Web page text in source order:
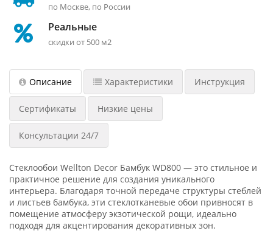
по Москве, по России
Реальные
скидки от 500 м2
Описание Характеристики Инструкция
Сертификаты Низкие цены
Консультации 24/7
Стеклообои Wellton Decor Бамбук WD800 — это стильное и
практичное решение для создания уникального
интерьера. Благодаря точной передаче структуры стеблей
и листьев бамбука, эти стеклотканевые обои привносят в
помещение атмосферу экзотической рощи, идеально
подходя для акцентирования декоративных зон.